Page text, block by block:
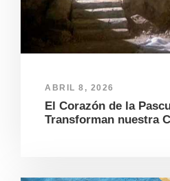
ABRIL 8, 2026
El Corazón de la
Transforman nuestra